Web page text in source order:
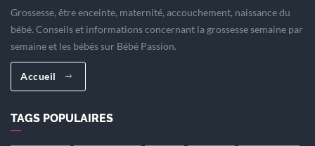
Grossesse, être enceinte, maternité, accouchement, naissance du
bébé. Conseils et informations concernant la grossesse semaine par
semaine et les bébés sur Bébé Passion.
Accueil
TAGS POPULAIRES